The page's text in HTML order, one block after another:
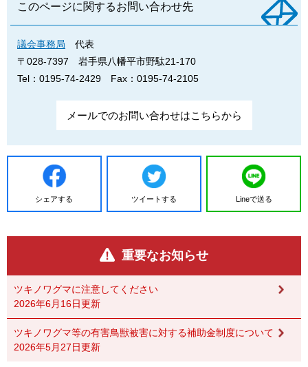
このページに関するお問い合わせ先
議会事務局
代表
〒028-7397
岩手県八幡平市野駄21-170
Tel：0195-74-2429
Fax：0195-74-2105
メールでのお問い合わせはこちらから
シェアする ツイートする Lineで送る
重要なお知らせ
ツキノワグマに注意してください
2026年6月16日更新
ツキノワグマ等の有害鳥獣被害に対する補助金制度について
2026年5月27日更新